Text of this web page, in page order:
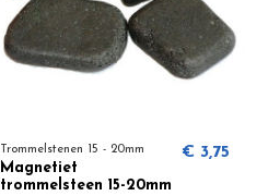
Trommelstenen 15 - 20mm
Magnetiet
trommelsteen 15-20mm
€ 3,75